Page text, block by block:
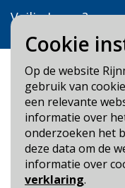
Cookie
Op de website
gebruik van
een relevante
informatie over
onderzoeken het
deze data om de
informatie over
verklaring.
Veilig Leven?
Bel 0900-8387
Blijf op de hoogte
Cookie- en
Toegankelijkheid